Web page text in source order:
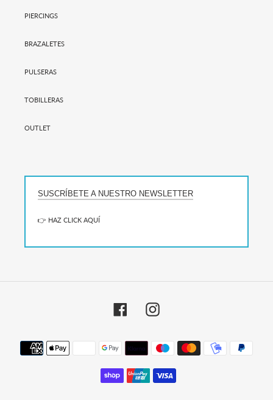
PIERCINGS
BRAZALETES
PULSERAS
TOBILLERAS
OUTLET
SUSCRÍBETE A NUESTRO NEWSLETTER
👉 HAZ CLICK AQUÍ
FacebookInstagram
Métodos
de
pago